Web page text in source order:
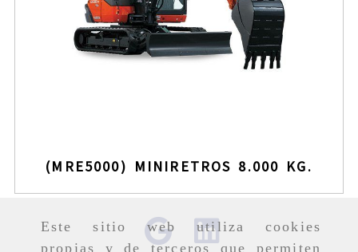
Este sitio web utiliza cookies
propias y de terceros que permiten
(MRE5000) MINIRETROS 8.000 KG.